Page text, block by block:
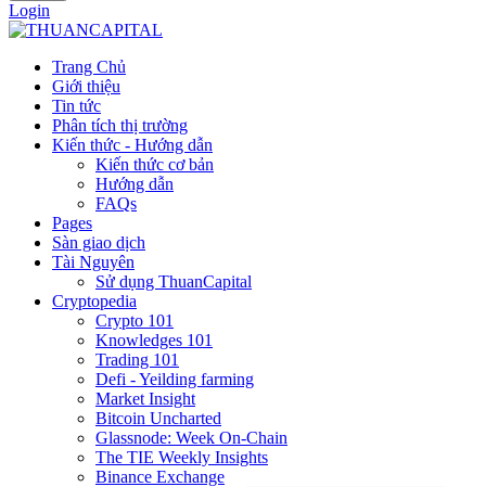
Login
Trang Chủ
Giới thiệu
Tin tức
Phân tích thị trường
Kiến thức - Hướng dẫn
Kiến thức cơ bản
Hướng dẫn
FAQs
Pages
Sàn giao dịch
Tài Nguyên
Sử dụng ThuanCapital
Cryptopedia
Crypto 101
Knowledges 101
Trading 101
Defi - Yeilding farming
Market Insight
Bitcoin Uncharted
Glassnode: Week On-Chain
The TIE Weekly Insights
Binance Exchange